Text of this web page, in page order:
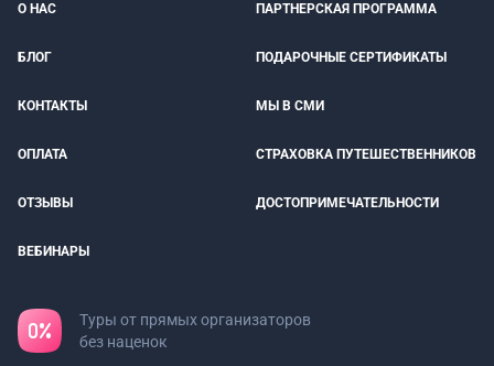
О НАС ПАРТНЕРСКАЯ ПРОГРАММА
БЛОГ ПОДАРОЧНЫЕ СЕРТИФИКАТЫ
КОНТАКТЫ МЫ В СМИ
ОПЛАТА СТРАХОВКА ПУТЕШЕСТВЕННИКОВ
ОТЗЫВЫ ДОСТОПРИМЕЧАТЕЛЬНОСТИ
ВЕБИНАРЫ
Туры от прямых организаторов
без наценок